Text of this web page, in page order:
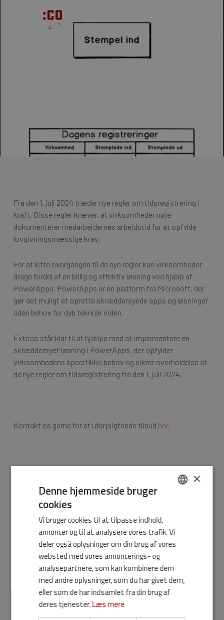
Fra den 1. juli 2024 træder nye regler om tidsregistrering i
kraft. Disse regler kræver, at virksomheder nøje
dokumenterer medarbejdernes arbejdstid for at opfylde
lovgivningsmæssige krav.
For at lette overgangen til de nye regler kan virksomheder
drage fordel af en billig og effektiv løsning ved hjælp af
PowerApps. PowerApps er en platform fra Microsoft, der
gør det muligt at oprette skræddersyede apps og løsninger
uden behov for dyb teknisk viden.
Extrico står klar til at hjælpe med at implementere en
skræddersyet løsning i PowerApps, der opfylder
virksomhedens specifikke behov og sikrer overholdelse af
de nye regler om tidsregistrering fra den 1. juli 2024.
Kontakt os gerne for et uforpligtende tilbud her.
×
Denne hjemmeside bruger
cookies
Vi bruger cookies til at tilpasse indhold,
annoncer og til at analysere vores trafik. Vi
deler også oplysninger om din brug af vores
websted med vores annoncerings- og
analysepartnere, som kan kombinere dem
med andre oplysninger, som du har givet dem,
eller som de har indsamlet fra din brug af
deres tjenester.Læs mere